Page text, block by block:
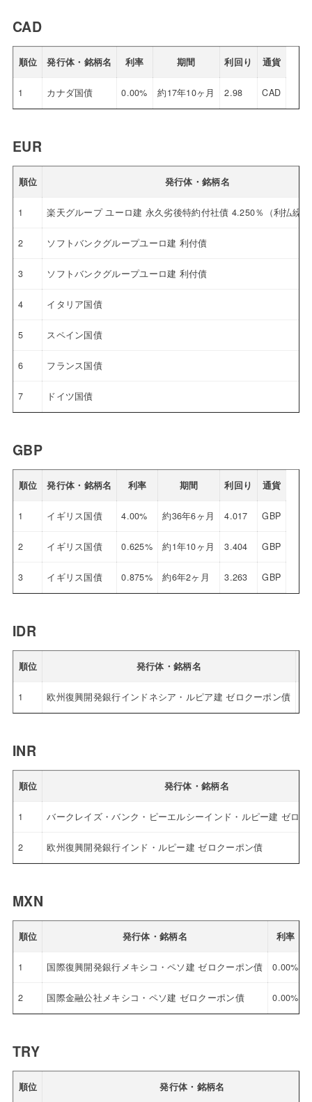
CAD
順位 発行体・銘柄名 利率 期間 利回り 通貨
1 カナダ国債 0.00% 約17年10ヶ月 2.98 CAD
EUR
順位 発行体・銘柄名
1 楽天グループ ユーロ建 永久劣後特約付社債 4.250％（利払繰
2 ソフトバンクグループユーロ建 利付債
3 ソフトバンクグループユーロ建 利付債
4 イタリア国債
5 スペイン国債
6 フランス国債
7 ドイツ国債
GBP
順位 発行体・銘柄名 利率 期間 利回り 通貨
1 イギリス国債 4.00% 約36年6ヶ月 4.017 GBP
2 イギリス国債 0.625% 約1年10ヶ月 3.404 GBP
3 イギリス国債 0.875% 約6年2ヶ月 3.263 GBP
IDR
順位 発行体・銘柄名
1 欧州復興開発銀行インドネシア・ルピア建 ゼロクーポン債
INR
順位 発行体・銘柄名
1 バークレイズ・バンク・ピーエルシーインド・ルピー建 ゼロク
2 欧州復興開発銀行インド・ルピー建 ゼロクーポン債
MXN
順位 発行体・銘柄名 利率
1 国際復興開発銀行メキシコ・ペソ建 ゼロクーポン債 0.00%
2 国際金融公社メキシコ・ペソ建 ゼロクーポン債 0.00%
TRY
順位 発行体・銘柄名